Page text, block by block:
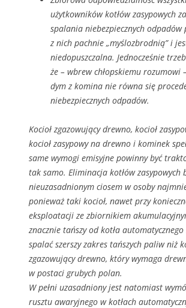
użytkowników kotłów zasypowych
spalania niebezpiecznych odpadów
z nich pachnie „myślozbrodnią” i
niedopuszczalna. Jednocześnie
że – wbrew chłopskiemu rozumowi
dym z komina nie równa się
niebezpiecznych odpadów.
Kocioł zgazowujący drewno, kocioł
kocioł zasypowy na drewno i kominek
same wymogi emisyjne powinny być
tak samo. Eliminacja kotłów zasypowych
nieuzasadnionym ciosem w osoby
ponieważ taki kocioł, nawet przy
eksploatacji ze zbiornikiem
znacznie tańszy od kotła
spalać szerszy zakres tańszych paliw niż
zgazowujący drewno, który wymaga
w postaci grubych polan.
W pełni uzasadniony jest natomiast
rusztu awaryjnego w kotłach